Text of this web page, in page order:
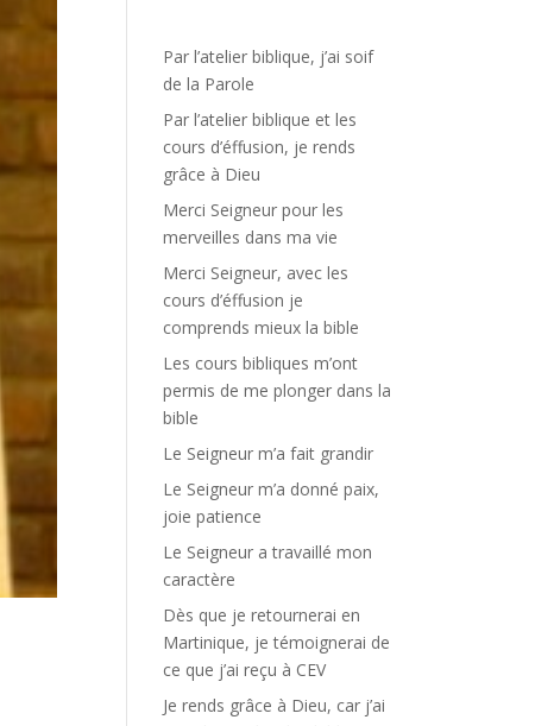
Par l’atelier biblique, j’ai soif
de la Parole
Par l’atelier biblique et les
cours d’éffusion, je rends
grâce à Dieu
Merci Seigneur pour les
merveilles dans ma vie
Merci Seigneur, avec les
cours d’éffusion je
comprends mieux la bible
Les cours bibliques m’ont
permis de me plonger dans la
bible
Le Seigneur m’a fait grandir
Le Seigneur m’a donné paix,
joie patience
Le Seigneur a travaillé mon
caractère
Dès que je retournerai en
Martinique, je témoignerai de
ce que j’ai reçu à CEV
Je rends grâce à Dieu, car j’ai